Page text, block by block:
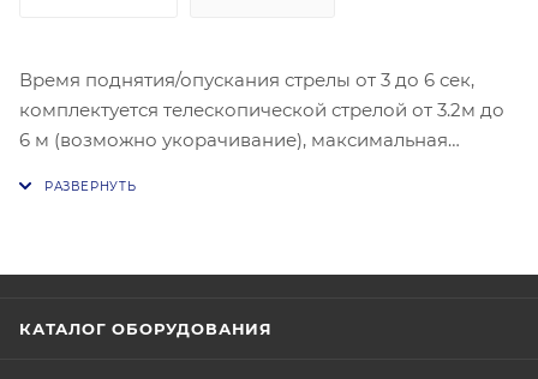
Время поднятия/опускания стрелы от 3 до 6 сек,
комплектуется телескопической стрелой от 3.2м до
6 м (возможно укорачивание), максимальная
КАТАЛОГ ОБОРУДОВАНИЯ